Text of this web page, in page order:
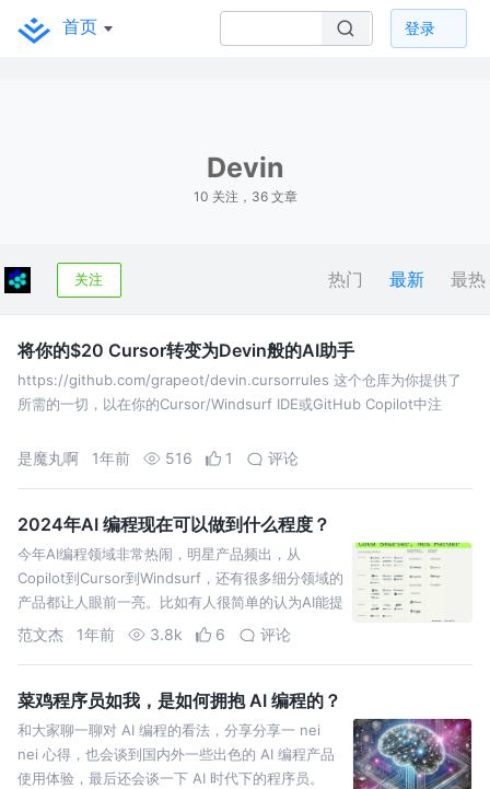
首页 登录
Devin
10 关注，36 文章
关注 热门 最新 最热
将你的$20 Cursor转变为Devin般的AI助手
https://github.com/grapeot/devin.cursorrules 这个仓库为你提供了
所需的一切，以在你的Cursor/Windsurf IDE或GitHub Copilot中注
是魔丸啊 1年前 516 1 评论
2024年AI 编程现在可以做到什么程度？
今年AI编程领域非常热闹，明星产品频出，从
Copilot到Cursor到Windsurf，还有很多细分领域的
产品都让人眼前一亮。比如有人很简单的认为AI能提
效50%甚至更多，也有人觉得AI提效不多，只
范文杰 1年前 3.8k 6 评论
菜鸡程序员如我，是如何拥抱 AI 编程的？
和大家聊一聊对 AI 编程的看法，分享分享一 nei
nei 心得，也会谈到国内外一些出色的 AI 编程产品
使用体验，最后还会谈一下 AI 时代下的程序员。